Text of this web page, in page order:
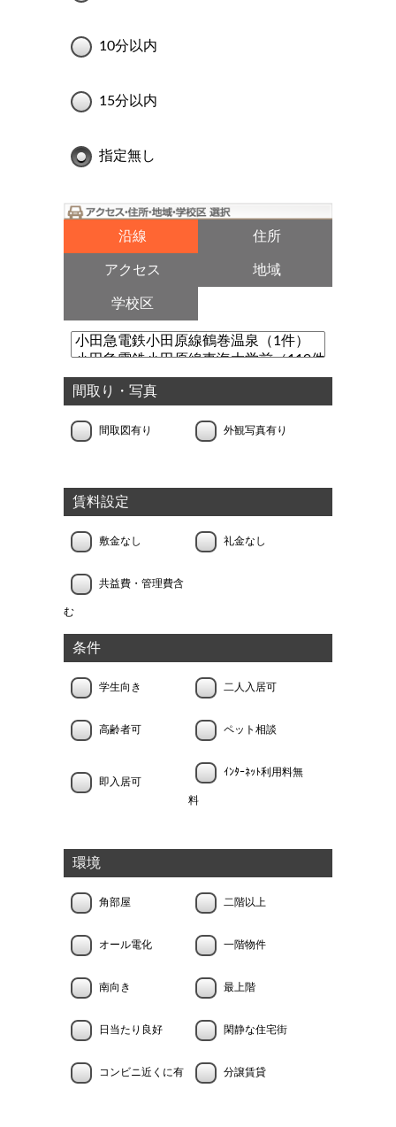
10分以内
15分以内
指定無し
沿線 住所
アクセス 地域
学校区
間取り・写真
間取図有り 外観写真有り
賃料設定
敷金なし 礼金なし
共益費・管理費含
む
条件
学生向き 二人入居可
高齢者可 ペット相談
即入居可
ｲﾝﾀｰﾈｯﾄ利用料無
料
環境
角部屋 二階以上
オール電化 一階物件
南向き 最上階
日当たり良好 閑静な住宅街
コンビニ近くに有 分譲賃貸